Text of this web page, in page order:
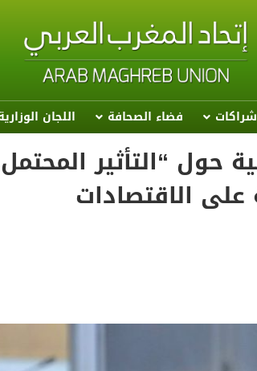
فضاء الصحافة اللجان
حول “التأثير المحتمل
على الاقتصادات